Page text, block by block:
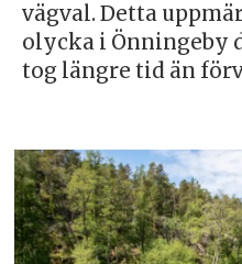
vägval. Detta
olycka i Önningeby
tog längre tid än